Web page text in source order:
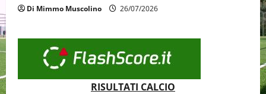
Di Mimmo Muscolino 26/07/2026
RISULTATI CALCIO